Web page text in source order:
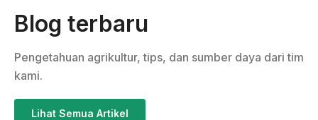
Blog terbaru
Pengetahuan agrikultur, tips, dan sumber daya dari tim
kami.
Lihat Semua Artikel